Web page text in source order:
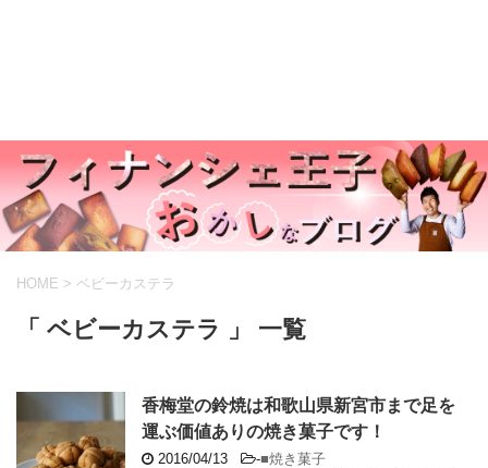
HOME > ベビーカステラ
「 ベビーカステラ 」 一覧
香梅堂の鈴焼は和歌山県新宮市まで足を
運ぶ価値ありの焼き菓子です！
2016/04/13 -■焼き菓子